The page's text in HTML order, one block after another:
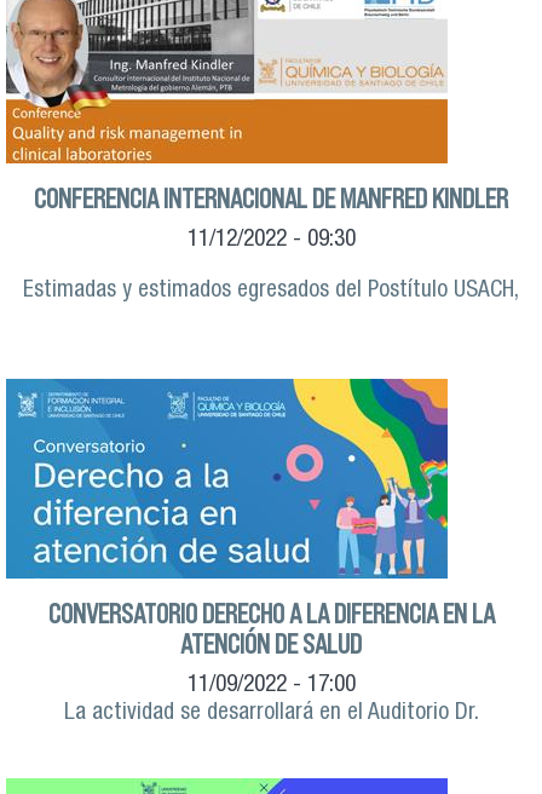
CONFERENCIA INTERNACIONAL DE MANFRED KINDLER
11/12/2022 - 09:30
Estimadas y estimados egresados del Postítulo USACH,
CONVERSATORIO DERECHO A LA DIFERENCIA EN LA
ATENCIÓN DE SALUD
11/09/2022 - 17:00
La actividad se desarrollará en el Auditorio Dr.